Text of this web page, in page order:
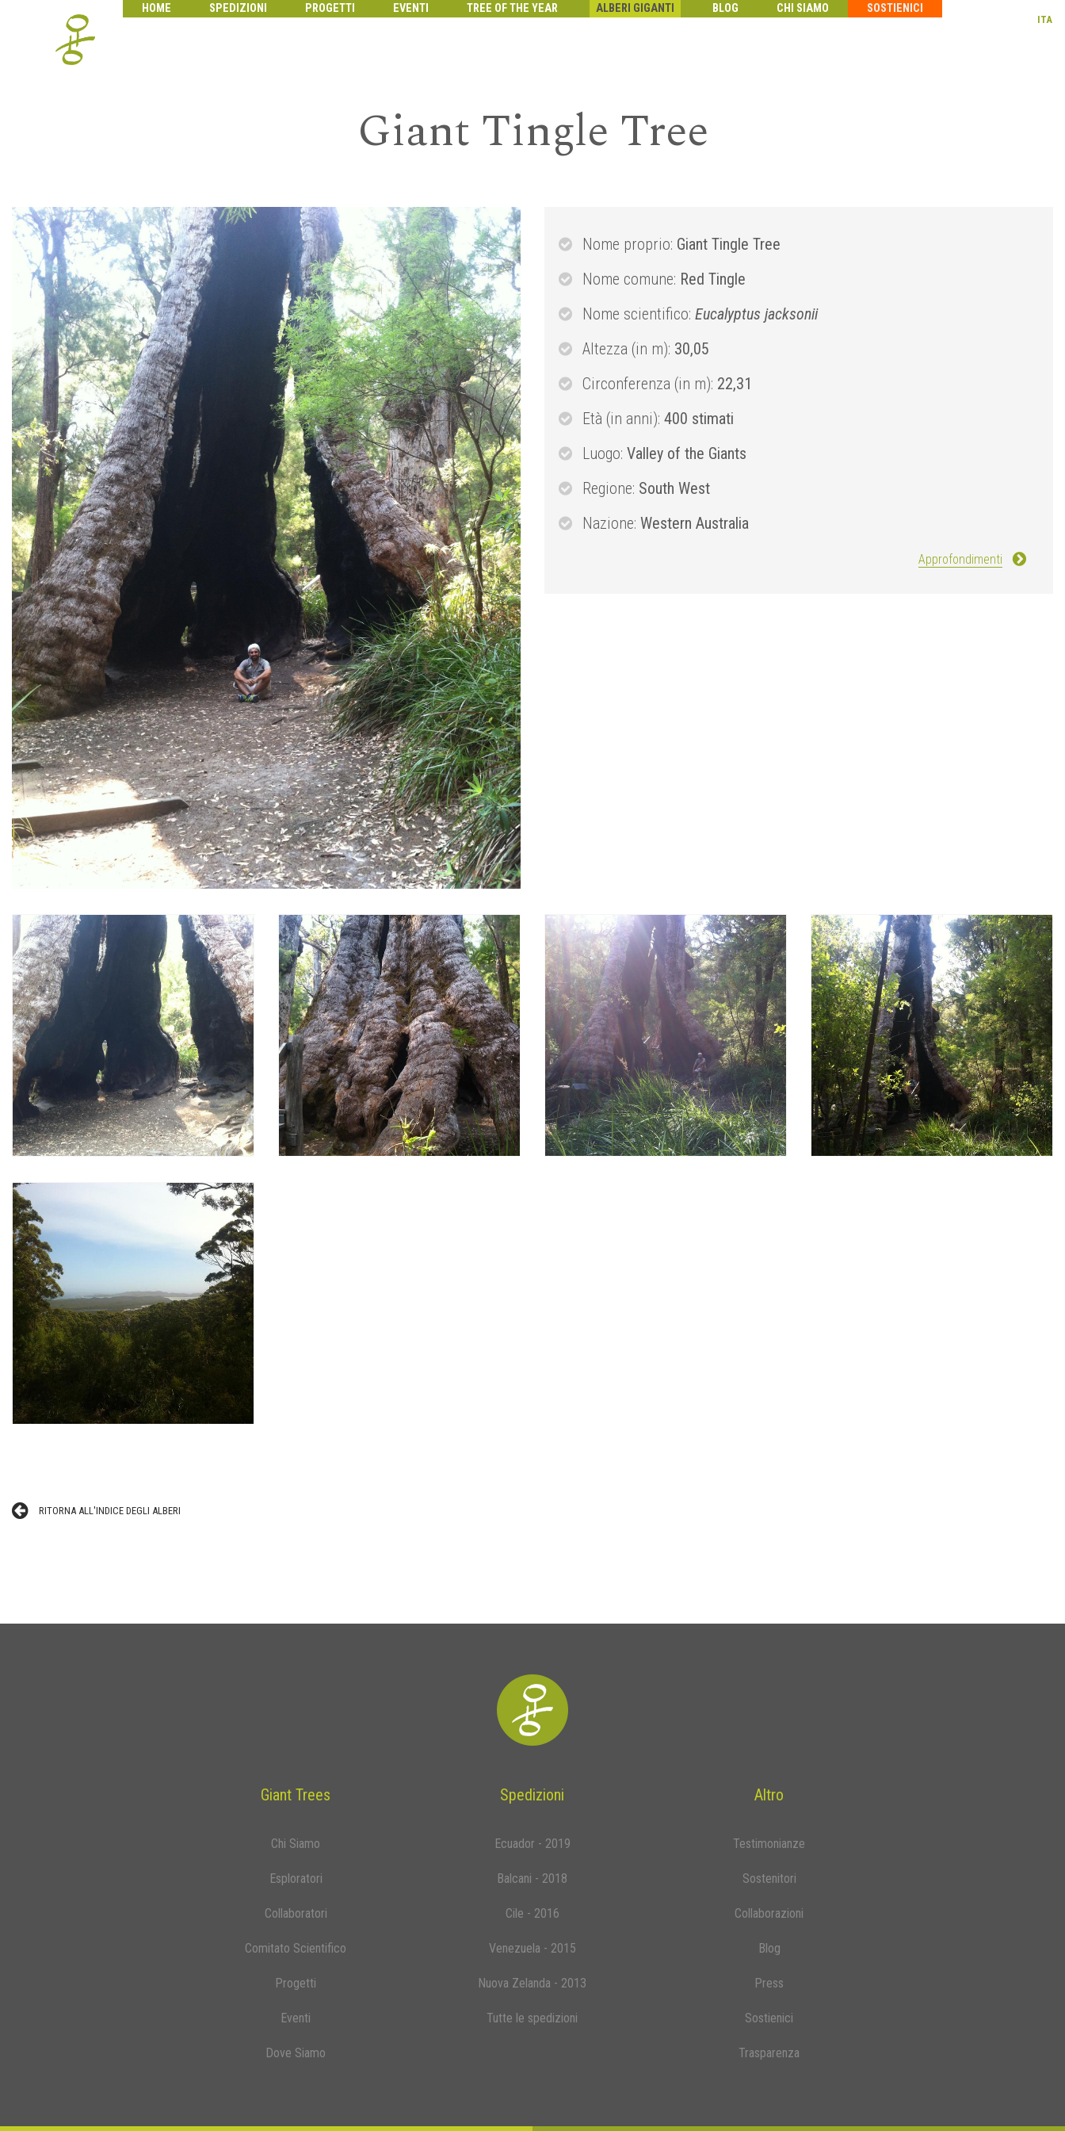
ITA
HOME SPEDIZIONI PROGETTI EVENTI TREE OF THE YEAR ALBERI GIGANTI BLOG CHI SIAMO SOSTIENICI
Giant Tingle Tree
Nome proprio: Giant Tingle Tree
Nome comune: Red Tingle
Nome scientifico: Eucalyptus jacksonii
Altezza (in m): 30,05
Circonferenza (in m): 22,31
Età (in anni): 400 stimati
Luogo: Valley of the Giants
Regione: South West
Nazione: Western Australia
Approfondimenti
RITORNA ALL'INDICE DEGLI ALBERI
Giant Trees
Chi Siamo
Esploratori
Collaboratori
Comitato Scientifico
Progetti
Eventi
Dove Siamo
Spedizioni
Ecuador - 2019
Balcani - 2018
Cile - 2016
Venezuela - 2015
Nuova Zelanda - 2013
Tutte le spedizioni
Altro
Testimonianze
Sostenitori
Collaborazioni
Blog
Press
Sostienici
Trasparenza